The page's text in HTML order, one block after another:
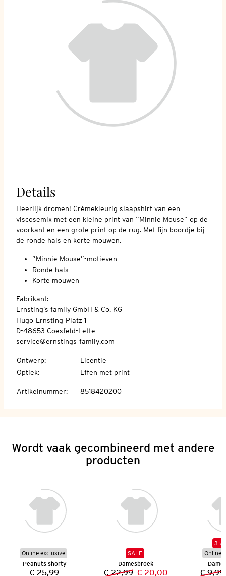
Details
Heerlijk dromen! Crèmekleurig slaapshirt van een
viscosemix met een kleine print van “Minnie Mouse” op de
voorkant en een grote print op de rug. Met fijn boordje bij
de ronde hals en korte mouwen.
”Minnie Mouse”-motieven
Ronde hals
Korte mouwen
Fabrikant:
Ernsting’s family GmbH & Co. KG
Hugo-Ernsting-Platz 1
D-48653 Coesfeld-Lette
service@ernstings-family.com
Ontwerp:
Licentie
Optiek: Effen met print
Artikelnummer: 8518420200
Wordt vaak gecombineerd met andere
producten
Online exclusive
Peanuts shorty
€ 25,99
SALE
Damesbroek
€ 22,99 € 20,00
3
Online
€ 9,99